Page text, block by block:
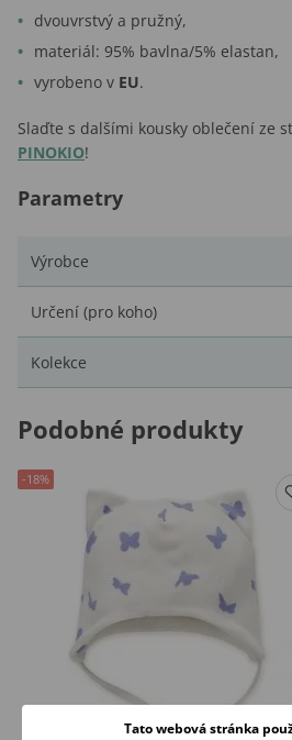
dvouvrstvý a pružný,
materiál: 95% bavlna/5% elastan,
vyrobeno v EU.
Slaďte s dalšími kousky oblečení ze
PINOKIO!
Parametry
Výrobce
Určení (pro koho)
Kolekce
Podobné produkty
-18%
Tato webová stránka